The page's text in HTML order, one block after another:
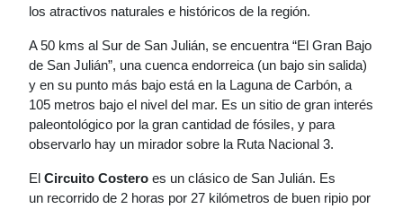
los atractivos naturales e históricos de la región.
A 50 kms al Sur de San Julián, se encuentra “El Gran Bajo
de San Julián”, una cuenca endorreica (un bajo sin salida)
y en su punto más bajo está en la Laguna de Carbón, a
105 metros bajo el nivel del mar. Es un sitio de gran interés
paleontológico por la gran cantidad de fósiles, y para
observarlo hay un mirador sobre la Ruta Nacional 3.
El Circuito Costero es un clásico de San Julián. Es
un recorrido de 2 horas por 27 kilómetros de buen ripio por